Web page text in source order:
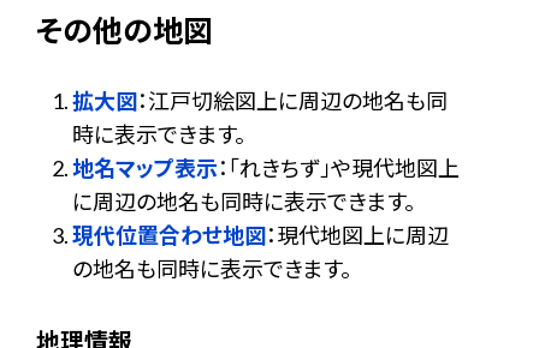
その他の地図
拡大図：江戸切絵図上に周辺の地名も同
時に表示できます。
地名マップ表示：「れきちず」や現代地図上
に周辺の地名も同時に表示できます。
現代位置合わせ地図：現代地図上に周辺
の地名も同時に表示できます。
地理情報